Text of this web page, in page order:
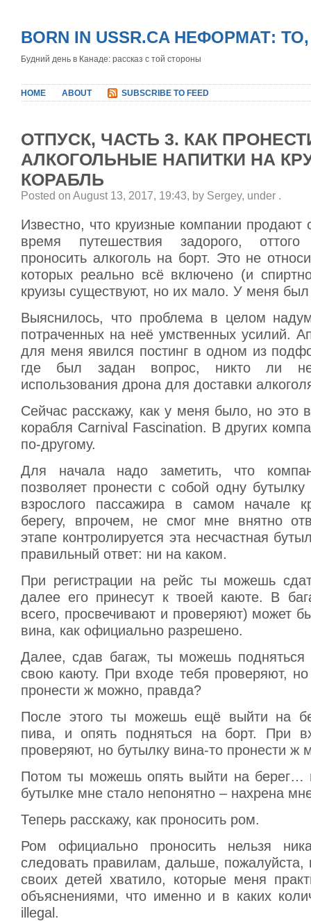
BORN IN USSR.CA НЕФОРМАТ:
Будний день в Канаде: рассказ с той стороны
HOME ABOUT SUBSCRIBE TO FEED
ОТПУСК, ЧАСТЬ 3. КАК
АЛКОГОЛЬНЫЕ НАПИТКИ НА
КОРАБЛЬ
Posted on August 13, 2017, 19:43, by Sergey, under .
Известно, что круизные компании продают
время путешествия задорого,
проносить алкоголь на борт. Это не
которых реально всё включено (и
круизы существуют, но их мало. У меня был
Выяснилось, что проблема в целом
потраченных на неё умственных усилий.
для меня явился постинг в одном из
где был задан вопрос, никто ли
использования дрона для доставки
Сейчас расскажу, как у меня было, но это
корабля Carnival Fascination. В других
по-другому.
Для начала надо заметить, что
позволяет пронести с собой одну
взрослого пассажира в самом начале
берегу, впрочем, не смог мне внятно
этапе контролируется эта несчастная
правильный ответ: ни на каком.
При регистрации на рейс ты можешь
далее его принесут к твоей каюте. В
всего, просвечивают и проверяют) может
вина, как официально разрешено.
Далее, сдав багаж, ты можешь подняться
свою каюту. При входе тебя проверяют, но
пронести ж можно, правда?
После этого ты можешь ещё выйти на
пива, и опять подняться на борт. При
проверяют, но бутылку вина-то пронести ж
Потом ты можешь опять выйти на берег…
бутылке мне стало непонятно – нахрена
Теперь расскажу, как проносить ром.
Ром официально проносить нельзя
следовать правилам, дальше, пожалуйста,
своих детей хватило, которые меня
объяснениями, что именно и в каких
illegal.